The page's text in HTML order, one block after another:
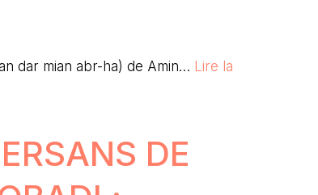
dar mian abr-ha) de Amin… Lire la
DE